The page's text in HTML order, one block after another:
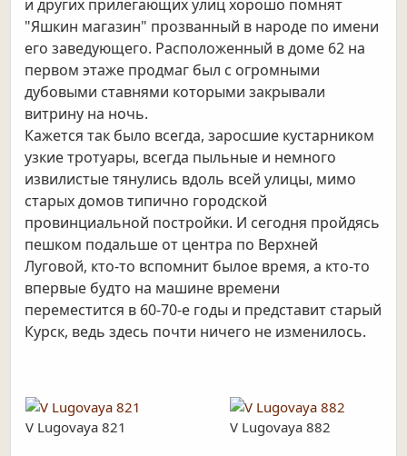
и других прилегающих улиц хорошо помнят
"Яшкин магазин" прозванный в народе по имени
его заведующего. Расположенный в доме 62 на
первом этаже продмаг был с огромными
дубовыми ставнями которыми закрывали
витрину на ночь.
Кажется так было всегда, заросшие кустарником
узкие тротуары, всегда пыльные и немного
извилистые тянулись вдоль всей улицы, мимо
старых домов типично городской
провинциальной постройки. И сегодня пройдясь
пешком подальше от центра по Верхней
Луговой, кто-то вспомнит былое время, а кто-то
впервые будто на машине времени
переместится в 60-70-е годы и представит старый
Курск, ведь здесь почти ничего не изменилось.
V Lugovaya 821 V Lugovaya 882